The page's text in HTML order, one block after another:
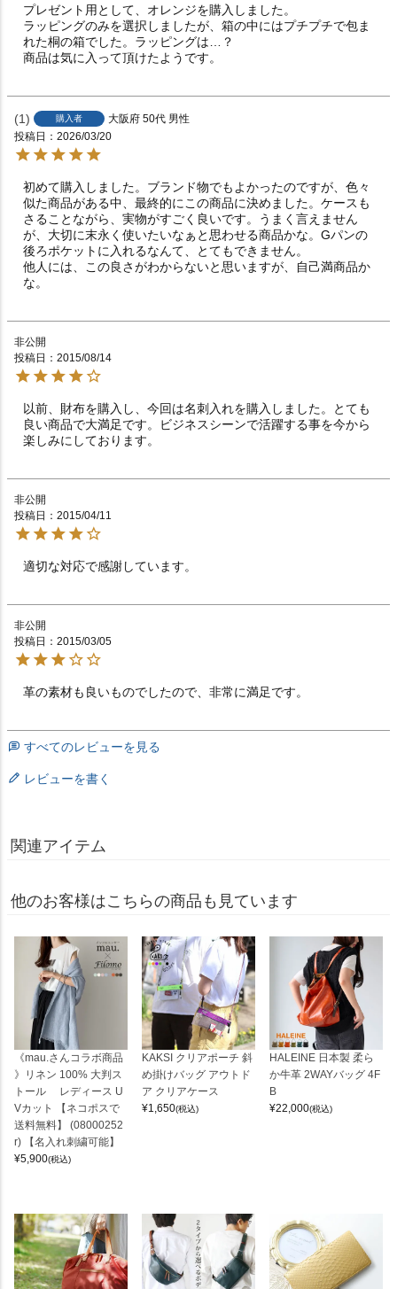
プレゼント用として、オレンジを購入しました。
ラッピングのみを選択しましたが、箱の中にはプチプチで包ま
れた桐の箱でした。ラッピングは…？
商品は気に入って頂けたようです。
1 購入者 大阪府 50代 男性
投稿日
2026/03/20
初めて購入しました。ブランド物でもよかったのですが、色々
似た商品がある中、最終的にこの商品に決めました。ケースも
さることながら、実物がすごく良いです。うまく言えません
が、大切に末永く使いたいなぁと思わせる商品かな。Gパンの
後ろポケットに入れるなんて、とてもできません。
他人には、この良さがわからないと思いますが、自己満商品か
な。
非公開
投稿日
2015/08/14
以前、財布を購入し、今回は名刺入れを購入しました。とても
良い商品で大満足です。ビジネスシーンで活躍する事を今から
楽しみにしております。
非公開
投稿日
2015/04/11
適切な対応で感謝しています。
非公開
投稿日
2015/03/05
革の素材も良いものでしたので、非常に満足です。
すべてのレビューを見る
レビューを書く
関連アイテム
他のお客様はこちらの商品も見ています
《mau.さんコラボ商品
》リネン 100% 大判ス
トール レディース U
Vカット 【ネコポスで
送料無料】 (08000252
r) 【名入れ刺繍可能】
¥5,900(税込)
KAKSI クリアポーチ 斜
め掛けバッグ アウトド
ア クリアケース
¥1,650(税込)
HALEINE 日本製 柔ら
か牛革 2WAYバッグ 4F
B
¥22,000(税込)